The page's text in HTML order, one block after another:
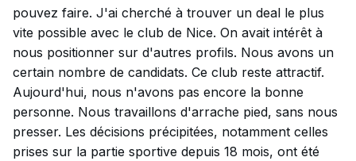
pouvez faire. J'ai cherché à trouver un deal le plus
vite possible avec le club de Nice. On avait intérêt à
nous positionner sur d'autres profils. Nous avons un
certain nombre de candidats. Ce club reste attractif.
Aujourd'hui, nous n'avons pas encore la bonne
personne. Nous travaillons d'arrache pied, sans nous
presser. Les décisions précipitées, notamment celles
prises sur la partie sportive depuis 18 mois, ont été